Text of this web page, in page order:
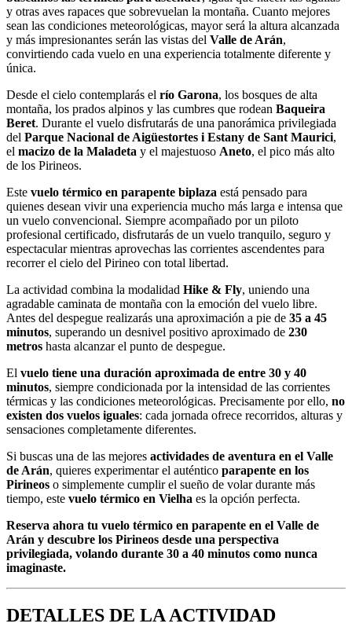
y otras aves rapaces que sobrevuelan la montaña. Cuanto mejores
sean las condiciones meteorológicas, mayor será la altura alcanzada
y más impresionantes serán las vistas del Valle de Arán,
convirtiendo cada vuelo en una experiencia totalmente diferente y
única.
Desde el cielo contemplarás el río Garona, los bosques de alta
montaña, los prados alpinos y las cumbres que rodean Baqueira
Beret. Durante el vuelo disfrutarás de una panorámica privilegiada
del Parque Nacional de Aigüestortes i Estany de Sant Maurici,
el macizo de la Maladeta y el majestuoso Aneto, el pico más alto
de los Pirineos.
Este vuelo térmico en parapente biplaza está pensado para
quienes desean vivir una experiencia mucho más larga e intensa que
un vuelo convencional. Siempre acompañado por un piloto
profesional certificado, disfrutarás de un vuelo tranquilo, seguro y
espectacular mientras aprovechas las corrientes ascendentes para
recorrer el cielo del Pirineo con total libertad.
La actividad combina la modalidad Hike & Fly, uniendo una
agradable caminata de montaña con la emoción del vuelo libre.
Antes del despegue realizarás una aproximación a pie de 35 a 45
minutos, superando un desnivel positivo aproximado de 230
metros hasta alcanzar el punto de despegue.
El vuelo tiene una duración aproximada de entre 30 y 40
minutos, siempre condicionada por la intensidad de las corrientes
térmicas y las condiciones meteorológicas. Precisamente por ello, no
existen dos vuelos iguales: cada jornada ofrece recorridos, alturas y
sensaciones completamente diferentes.
Si buscas una de las mejores actividades de aventura en el Valle
de Arán, quieres experimentar el auténtico parapente en los
Pirineos o simplemente cumplir el sueño de volar durante más
tiempo, este vuelo térmico en Vielha es la opción perfecta.
Reserva ahora tu vuelo térmico en parapente en el Valle de
Arán y descubre los Pirineos desde una perspectiva
privilegiada, volando durante 30 a 40 minutos como nunca
imaginaste.
DETALLES DE LA ACTIVIDAD